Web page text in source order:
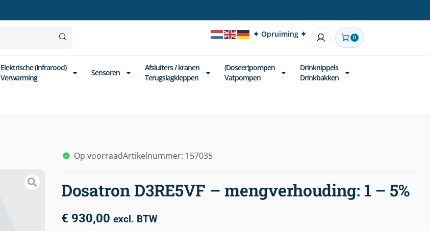
✦ Opruiming ✦ 0
Elektrische (Infrarood)
Verwarming
Sensoren
Afsluiters / kranen
Terugslagkleppen
(Doseer)pompen
Vatpompen
Drinknippels
Drinkbakken
Op voorraadArtikelnummer: 157035
Dosatron D3RE5VF – mengverhouding: 1 – 5%
€ 930,00 excl. BTW